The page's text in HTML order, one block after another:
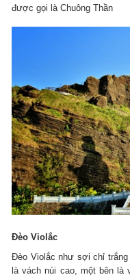
được gọi là Chuông Thần
Đèo Violắc
Đèo Violắc như sợi chỉ
là vách núi cao, một bên